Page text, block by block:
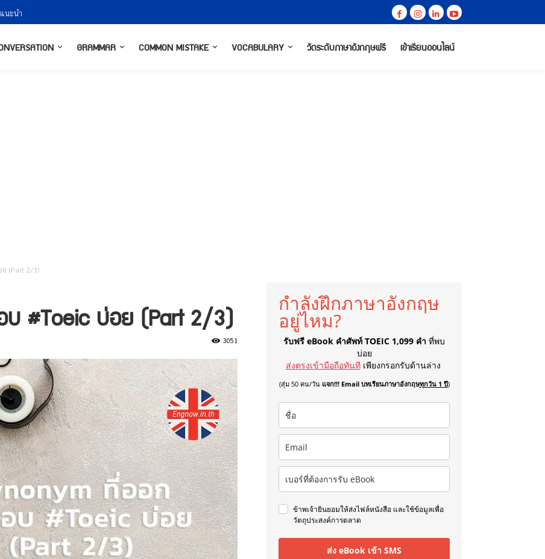
นะนำ
GRAMMAR COMMON MISTAKE VOCABULARY วัดระดับภาษาอังกฤษฟรี เข้าเรียนออนไลน์
(Part 2/3)
#Toeic บ่อย (Part 2/3)
3051
กำลังฝึกภาษาอังกฤษ
อยู่ไหม?
รับฟรี eBook คำศัพท์ TOEIC 1,099 คำ ที่พบ
บ่อย
ส่งตรงเข้ามือถือทันที เพียงกรอกรับด้านล่าง
(สุ่ม 50 คน/วัน แจก!!! Email บทเรียนภาษาอังกฤษทุกวัน 1 ปี)
ข้าพเจ้ายินยอมให้ส่งไฟล์หนังสือ และใช้ข้อมูลเพื่อ
วัตถุประสงค์การตลาด
ส่ง eBook เข้า SMS